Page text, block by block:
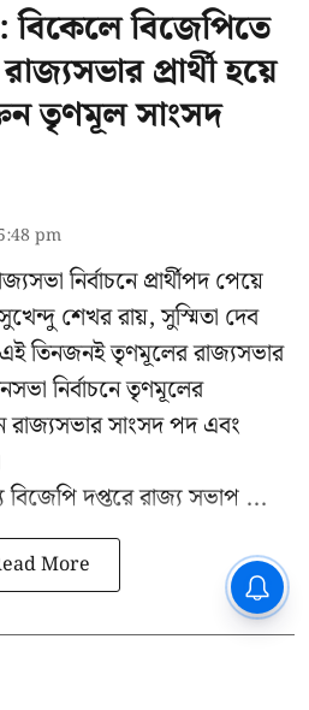
বিজেপিতে
প্রার্থী হয়ে
তৃণমূল সাংসদ
pm
নির্বাচনে প্রার্থীপদ পেয়ে
শেখর রায়, সুস্মিতা দেব
তিনজনই তৃণমূলের রাজ্যসভার
নির্বাচনে তৃণমূলের
সাংসদ পদ এবং
বিজেপি দপ্তরেরাজ্য সভাপ ...
More